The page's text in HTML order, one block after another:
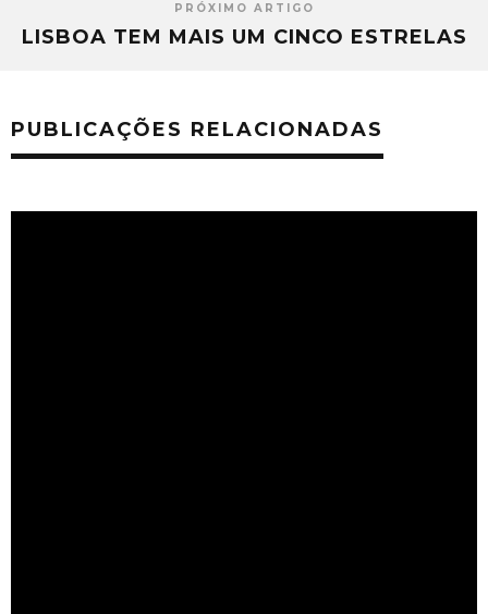
PRÓXIMO ARTIGO
LISBOA TEM MAIS UM CINCO ESTRELAS
PUBLICAÇÕES RELACIONADAS